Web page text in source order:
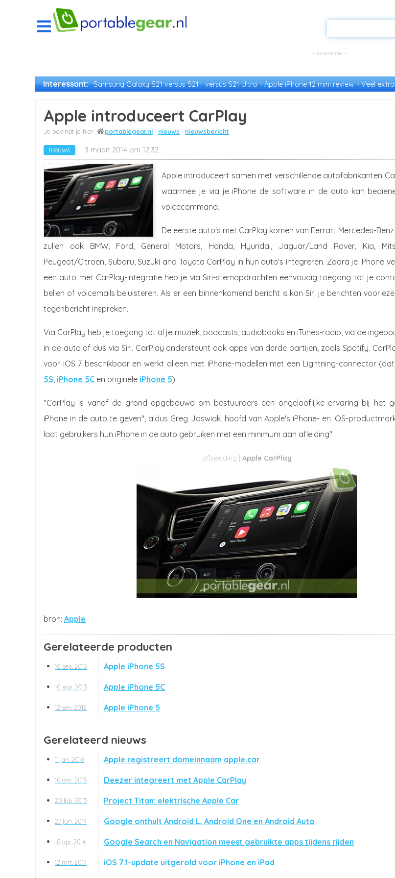
Interessant: Samsung Galaxy S21 versus S21+ versus S21 Ultra Apple iPhone 12 mini review Veel
Apple introduceert CarPlay
portablegear.nl nieuws nieuwsbericht
nieuws 3 maart 2014 om 12:32
Apple introduceert samen met verschillende autofabrikanten
waarmee je via je iPhone de software in de auto kan
voicecommand.
De eerste auto's met CarPlay komen van Ferrari, Mercedes-
zullen ook BMW, Ford, General Motors, Honda, Hyundai, Jaguar/Land Rover, Kia,
Peugeot/Citroën, Subaru, Suzuki and Toyota CarPlay in hun auto's integreren. Zodra je iPhone
een auto met CarPlay-integratie heb je via Siri-stemopdrachten eenvoudig toegang tot je
bellen of voicemails beluisteren. Als er een binnenkomend bericht is kan Siri je berichten
tegenbericht inspreken.
Via CarPlay heb je toegang tot al je muziek, podcasts, audiobooks en iTunes-radio, via de
in de auto of dus via Siri. CarPlay ondersteunt ook apps van derde partijen, zoals Spotify.
voor iOS 7 beschikbaar en werkt alleen met iPhone-modellen met een Lightning-connector
5S iPhone 5C en originele iPhone 5).
"CarPlay is vanaf de grond opgebouwd om bestuurders een ongelooflijke ervaring bij het
iPhone in de auto te geven", aldus Greg Joswiak, hoofd van Apple's iPhone- en iOS-
laat gebruikers hun iPhone in de auto gebruiken met een minimum aan afleiding".
Apple CarPlay
Apple
Gerelateerde producten
10 sep. 2013 Apple iPhone 5S
10 sep. 2013 Apple iPhone 5C
12 sep. 2012 Apple iPhone 5
Gerelateerd nieuws
11 jan. 2016 Apple registreert domeinnaam apple.car
10 dec. 2015 Deezer integreert met Apple CarPlay
20 feb. 2015 Project Titan: elektrische Apple Car
27 jun. 2014 Google onthult Android L, Android One en Android Auto
18 apr. 2014 Google Search en Navigation meest gebruikte apps tijdens rijden
12 mrt. 2014 iOS 7.1-update uitgerold voor iPhone en iPad